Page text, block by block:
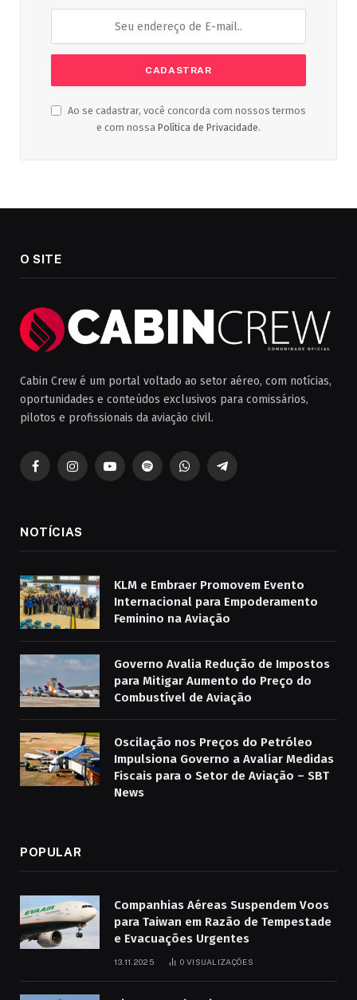
Ao se cadastrar, você concorda com nossos termos
e com nossa Política de Privacidade.
O SITE
Cabin Crew é um portal voltado ao setor aéreo, com notícias,
oportunidades e conteúdos exclusivos para comissários,
pilotos e profissionais da aviação civil.
FacebookInstagramYouTubeSpotifyWhatsAppTelegrama
NOTÍCIAS
KLM e Embraer Promovem Evento
Internacional para Empoderamento
Feminino na Aviação
Governo Avalia Redução de Impostos
para Mitigar Aumento do Preço do
Combustível de Aviação
Oscilação nos Preços do Petróleo
Impulsiona Governo a Avaliar Medidas
Fiscais para o Setor de Aviação – SBT
News
POPULAR
Companhias Aéreas Suspendem Voos
para Taiwan em Razão de Tempestade
e Evacuações Urgentes
13.11.2025 0 VISUALIZAÇÕES